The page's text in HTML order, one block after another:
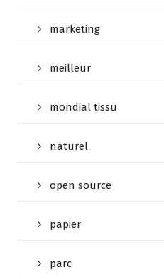
marketing
meilleur
mondial tissu
naturel
open source
papier
parc